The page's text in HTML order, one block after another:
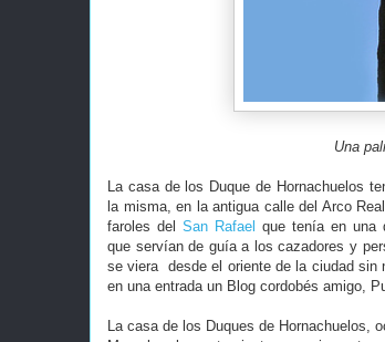
Una
La casa de los Duque de Hornachuelos
la misma, en la antigua calle del Arco
faroles del San Rafael que tenía en una
que servían de guía a los cazadores y
se viera desde el oriente de la ciudad sin
en una entrada un Blog cordobés amigo,
La casa de los Duques de Hornachuelos,